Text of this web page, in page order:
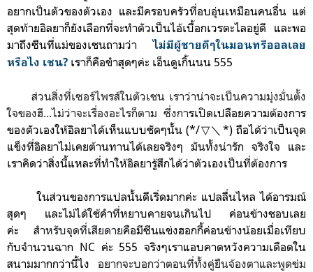
อยากเป็นตัวของตัวเอง และมีครอบครัวที่อบอุ่นเหมือนคนอื่น แต่
สุดท้ายอิลยาก็ยังเลือกที่จะทำตัวเป็นไอ้เบื้อกเวรตะไลอยู่ดี และพอ
มาถึงซีนที่แม่ของเชนถามว่า ไม่มีผู้ชายดีๆในมอนทรีออลเลย
หรือไง เชน? เราก็คือขำสุดๆค่ะ เอ็นดูเกิ้นนน 555
ส่วนสิ่งที่เซอร์ไพรส์ในตัวเชน เราว่าน่าจะเป็นความมุ่งมั่นตั้ง
ใจของฮี...ไม่ว่าจะเรื่องอะไรก็ตาม ซึ่งการเปิดเปลือยความต้องการ
ของตัวเองให้อิลยาได้เห็นแบบชัดๆนั้น (*/▽＼*) ถือได้ว่าเป็นจุด
แข็งที่อิลยาไม่เคยต้านทานได้เลยจริงๆ มันทั้งน่ารัก จริงใจ และ
เราคิดว่าสิ่งนี้แหละที่ทำให้อิลยารู้สึกได้ว่าตัวเองเป็นที่ต้องการ
ในส่วนของการแปลนั้นดีเริ่ดมากค่ะ แปลลื่นไหล ได้อารมณ์
สุดๆ และไม่ได้ใช้คำที่หยาบคายจนเกินไป ค่อนข้างชอบเลย
ค่ะ สำหรับจุดที่เสียดายคือมีซีนแข่งฮอกกี้ค่อนข้างน้อยเมื่อเทียบ
กับจำนวนฉาก NC ค่ะ 555 จริงๆเราแอบคาดหวังความเดือดใน
สนามมากกว่านี้ไง อยากจะบอกว่าตอนที่ทั้งคู่ยืนจ้องตาและพูดข่ม